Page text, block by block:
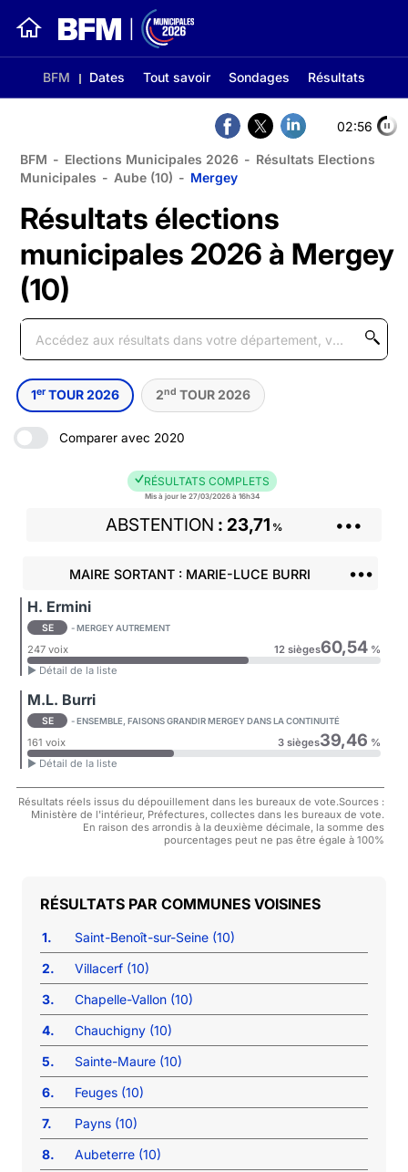
BFM Dates Tout savoir Sondages Résultats
02:56
BFM - Elections Municipales 2026 - Résultats Elections
Municipales - Aube (10) - Mergey
Résultats élections
municipales 2026 à Mergey
(10)
1er TOUR 2026 2nd TOUR 2026
Comparer avec 2020
RÉSULTATS COMPLETS
Mis à jour le 27/03/2026 à 16h34
ABSTENTION 23,71 % •••
MAIRE SORTANT : MARIE-LUCE BURRI •••
H. Ermini
SE - MERGEY AUTREMENT
247 voix 12 sièges60,54%
► Détail de la liste
M.L. Burri
SE - ENSEMBLE, FAISONS GRANDIR MERGEY DANS LA CONTINUITÉ
161 voix 3 sièges39,46 %
► Détail de la liste
Résultats réels issus du dépouillement dans les bureaux de vote.Sources :
Ministère de l'intérieur, Préfectures, collectes dans les bureaux de vote.
En raison des arrondis à la deuxième décimale, la somme des
pourcentages peut ne pas être égale à 100%
COMMUNES VOISINES
1.
Saint-Benoît-sur-Seine (10)
2.
Villacerf (10)
3.
Chapelle-Vallon (10)
4.
Chauchigny (10)
5.
Sainte-Maure (10)
6.
Feuges (10)
7.
Payns (10)
8.
Aubeterre (10)